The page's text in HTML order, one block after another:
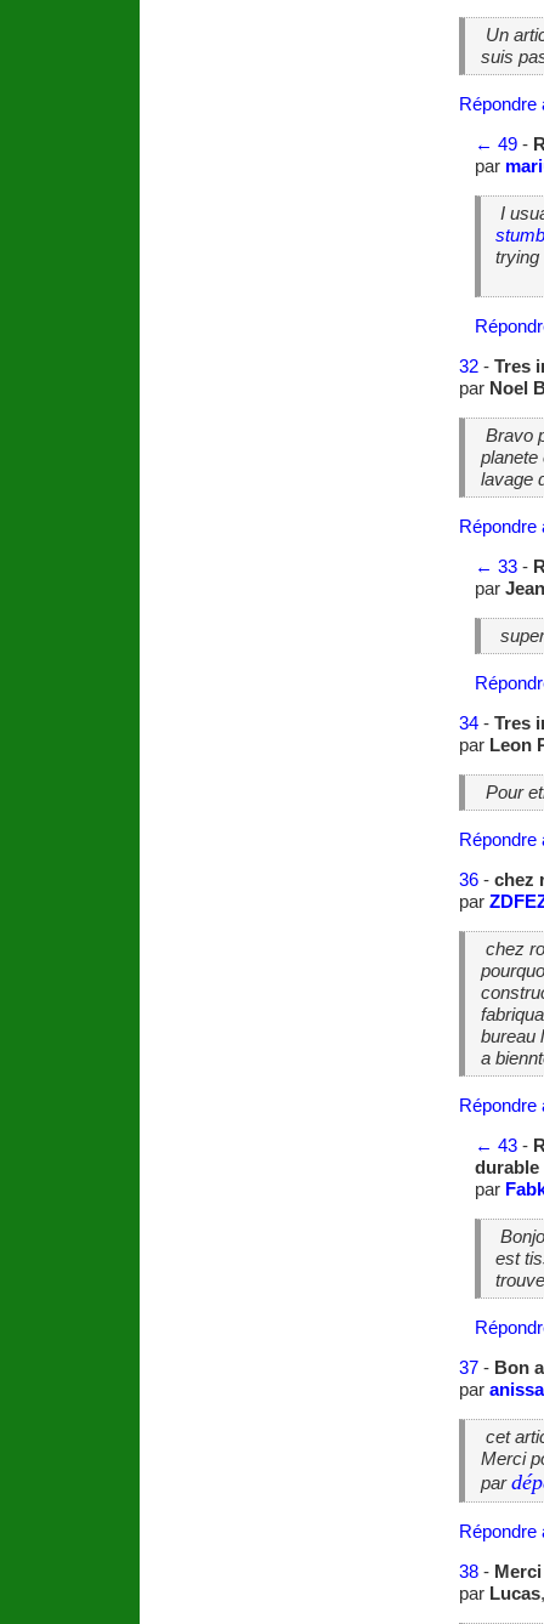
Un
suis
Répondre
← 49-
par
I
trying
32- Tres
par Noel
Bravo
planete
lavage
Répondre
← 33-
par Jean
34- Tres
par Leon
Pour
Répondre
36- chez
par
chez
bureau
a
Répondre
← 43-
durable
par
est
37- Bon
par anissa
cet
Merci
par
Répondre
38- Merci
par Lucas